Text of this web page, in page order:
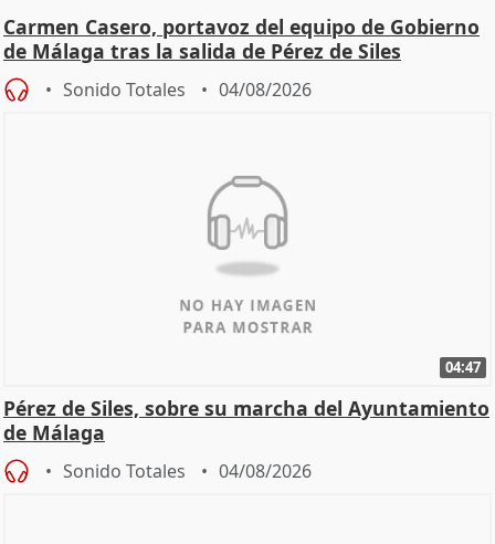
Carmen Casero, portavoz del equipo de Gobierno
de Málaga tras la salida de Pérez de Siles
Sonido Totales 04/08/2026
04:47
Pérez de Siles, sobre su marcha del Ayuntamiento
de Málaga
Sonido Totales 04/08/2026